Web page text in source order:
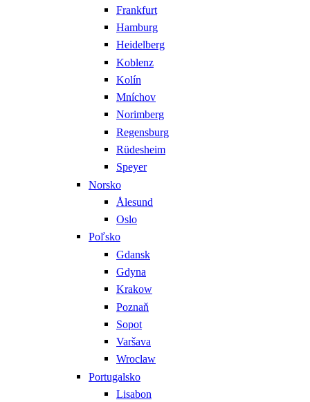
Frankfurt
Hamburg
Heidelberg
Koblenz
Kolín
Mníchov
Norimberg
Regensburg
Rüdesheim
Speyer
Norsko
Ålesund
Oslo
Poľsko
Gdansk
Gdyna
Krakow
Poznaň
Sopot
Varšava
Wroclaw
Portugalsko
Lisabon